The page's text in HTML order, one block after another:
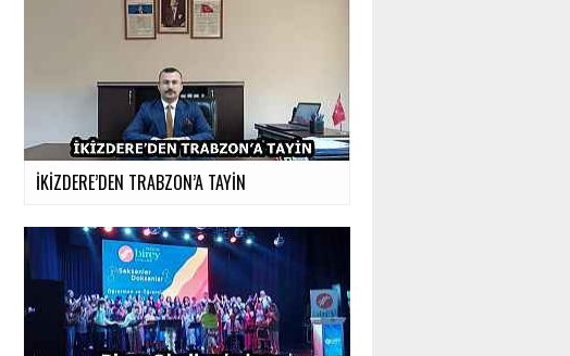
İKİZDERE’DEN TRABZON’A TAYİN